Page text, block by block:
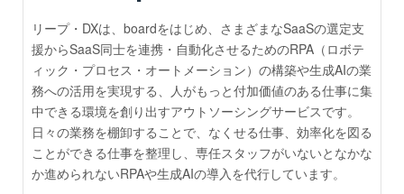
リープ・DXは、boardをはじめ、さまざまなSaaSの選定支
援からSaaS同士を連携・自動化させるためのRPA（ロボテ
ィック・プロセス・オートメーション）の構築や生成AIの業
務への活用を実現する、人がもっと付加価値のある仕事に集
中できる環境を創り出すアウトソーシングサービスです。
日々の業務を棚卸することで、なくせる仕事、効率化を図る
ことができる仕事を整理し、専任スタッフがいないとなかな
か進められないRPAや生成AIの導入を代行しています。